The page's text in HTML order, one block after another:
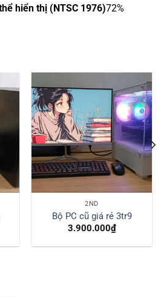
hiển thị (NTSC 1976)72%
2ND
Bộ PC cũ giá rẻ 3tr9
3.900.000₫